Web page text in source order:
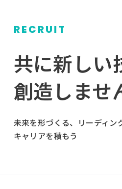
RECRUIT
共に新しい
創造しませ
未来を形づくる、リーディン
キャリアを積もう
ー
リ
ン
ク